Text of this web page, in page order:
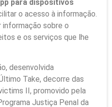
para dispositivos
o acesso à informação.
sobre o
e os serviços que lhe
desenvolvida
Take, decorre das
II, promovido pela
Justiça Penal da